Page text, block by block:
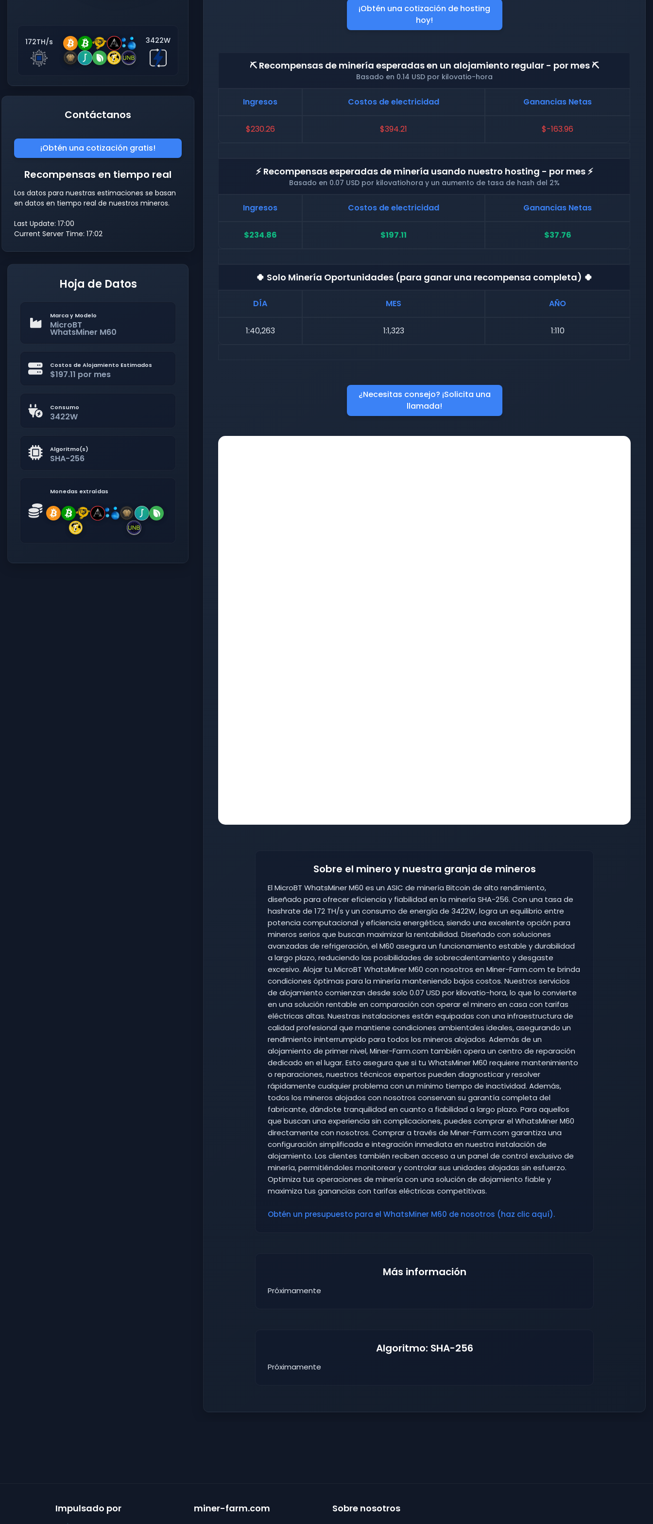
172TH/s 3422W
Contáctanos
¡Obtén una cotización gratis!
Recompensas en tiempo real
Los datos para nuestras estimaciones se basan
en datos en tiempo real de nuestros mineros.
Last Update: 17:00
Current Server Time: 17:02
Hoja de Datos
Marca y Modelo
MicroBT
WhatsMiner M60
Costos de Alojamiento Estimados
$197.11 por mes
Consumo
3422W
Algoritmo(s)
SHA-256
Monedas extraídas
¡Obtén una cotización de hosting
hoy!
⛏️ Recompensas de minería esperadas en un alojamiento regular - por mes ⛏️
Basado en 0.14 USD por kilovatio-hora
Ingresos Costos de electricidad Ganancias Netas
$230.26 $394.21 $-163.96
⚡ Recompensas esperadas de minería usando nuestro hosting - por mes ⚡
Basado en 0.07 USD por kilovatiohora y un aumento de tasa de hash del 2%
Ingresos Costos de electricidad Ganancias Netas
$234.86 $197.11 $37.76
🍀 Solo Minería Oportunidades (para ganar una recompensa completa) 🍀
DÍA MES AÑO
1:40,263 1:1,323 1:110
¿Necesitas consejo? ¡Solicita una
llamada!
Sobre el minero y nuestra granja de mineros
El MicroBT WhatsMiner M60 es un ASIC de minería Bitcoin de alto rendimiento,
diseñado para ofrecer eficiencia y fiabilidad en la minería SHA-256. Con una tasa de
hashrate de 172 TH/s y un consumo de energía de 3422W, logra un equilibrio entre
potencia computacional y eficiencia energética, siendo una excelente opción para
mineros serios que buscan maximizar la rentabilidad. Diseñado con soluciones
avanzadas de refrigeración, el M60 asegura un funcionamiento estable y durabilidad
a largo plazo, reduciendo las posibilidades de sobrecalentamiento y desgaste
excesivo. Alojar tu MicroBT WhatsMiner M60 con nosotros en Miner-Farm.com te brinda
condiciones óptimas para la minería manteniendo bajos costos. Nuestros servicios
de alojamiento comienzan desde solo 0.07 USD por kilovatio-hora, lo que lo convierte
en una solución rentable en comparación con operar el minero en casa con tarifas
eléctricas altas. Nuestras instalaciones están equipadas con una infraestructura de
calidad profesional que mantiene condiciones ambientales ideales, asegurando un
rendimiento ininterrumpido para todos los mineros alojados. Además de un
alojamiento de primer nivel, Miner-Farm.com también opera un centro de reparación
dedicado en el lugar. Esto asegura que si tu WhatsMiner M60 requiere mantenimiento
o reparaciones, nuestros técnicos expertos pueden diagnosticar y resolver
rápidamente cualquier problema con un mínimo tiempo de inactividad. Además,
todos los mineros alojados con nosotros conservan su garantía completa del
fabricante, dándote tranquilidad en cuanto a fiabilidad a largo plazo. Para aquellos
que buscan una experiencia sin complicaciones, puedes comprar el WhatsMiner M60
directamente con nosotros. Comprar a través de Miner-Farm.com garantiza una
configuración simplificada e integración inmediata en nuestra instalación de
alojamiento. Los clientes también reciben acceso a un panel de control exclusivo de
minería, permitiéndoles monitorear y controlar sus unidades alojadas sin esfuerzo.
Optimiza tus operaciones de minería con una solución de alojamiento fiable y
maximiza tus ganancias con tarifas eléctricas competitivas.
Obtén un presupuesto para el WhatsMiner M60 de nosotros (haz clic aquí).
Más información
Próximamente
Algoritmo: SHA-256
Próximamente
Impulsado por miner-farm.com Sobre nosotros